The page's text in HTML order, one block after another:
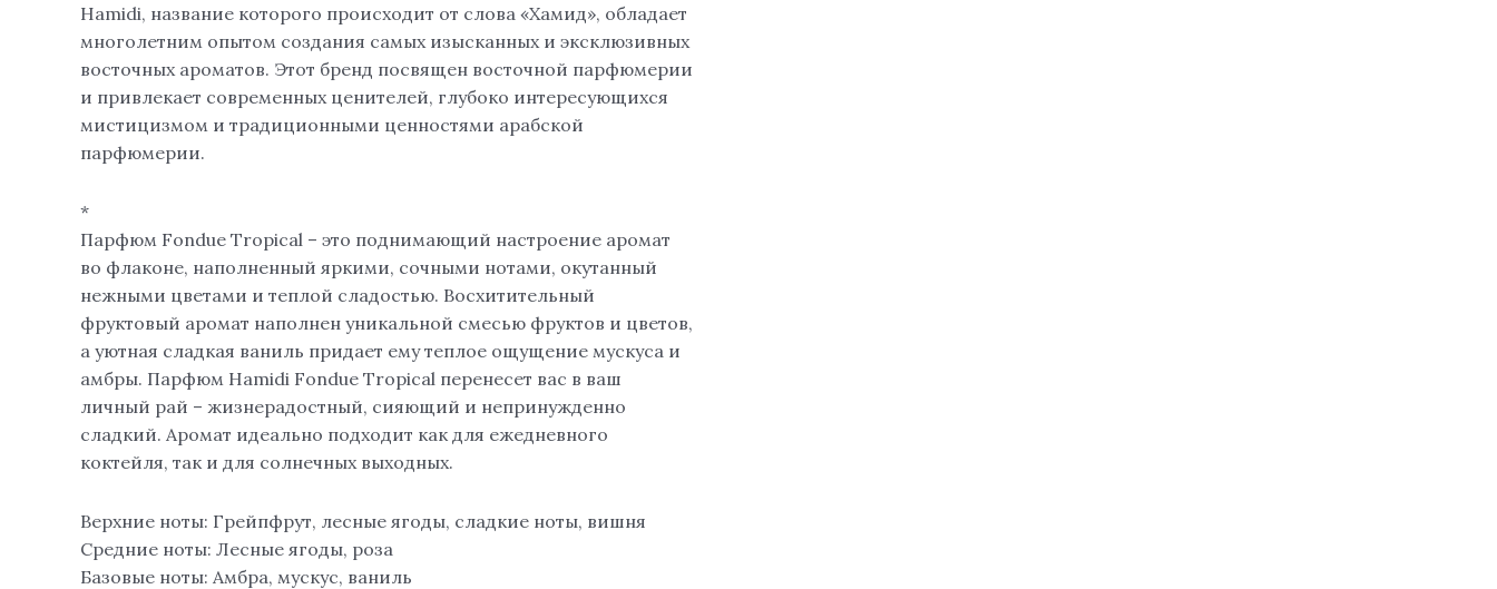
Hamidi, название которого происходит от слова «Хамид», обладает
многолетним опытом создания самых изысканных и эксклюзивных
восточных ароматов. Этот бренд посвящен восточной парфюмерии
и привлекает современных ценителей, глубоко интересующихся
мистицизмом и традиционными ценностями арабской
парфюмерии.
*
Парфюм Fondue Tropical – это поднимающий настроение аромат
во флаконе, наполненный яркими, сочными нотами, окутанный
нежными цветами и теплой сладостью. Восхитительный
фруктовый аромат наполнен уникальной смесью фруктов и цветов,
а уютная сладкая ваниль придает ему теплое ощущение мускуса и
амбры. Парфюм Hamidi Fondue Tropical перенесет вас в ваш
личный рай – жизнерадостный, сияющий и непринужденно
сладкий. Аромат идеально подходит как для ежедневного
коктейля, так и для солнечных выходных.
Верхние ноты: Грейпфрут, лесные ягоды, сладкие ноты, вишня
Средние ноты: Лесные ягоды, роза
Базовые ноты: Амбра, мускус, ваниль